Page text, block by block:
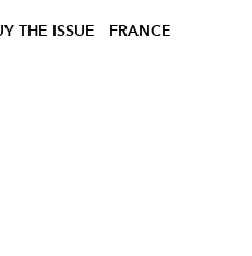
THE ISSUE FRANCE